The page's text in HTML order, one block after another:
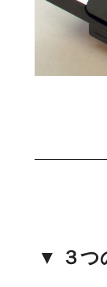
▼ ３つ